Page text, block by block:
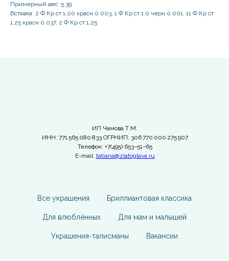
Примерный вес: 5.39
Вставка: 2 Ф Кр ст 1,00 красн 0.003, 1 Ф Кр ст 1.0 черн 0.001, 11 Ф Кр ст
1,25 красн 0.037, 2 Ф Кр ст 1,25
ИП Чамова Т.М.
ИНН: 771 565 080 833 ОГРНИП: 306 770 000 275 907
Телефон: +7(495) 653−51−65
E-mail: tatiana@zlatoglava.ru
Все украшения Бриллиантовая классика
Для влюблённых Для мам и малышей
Украшения-талисманы Вакансии